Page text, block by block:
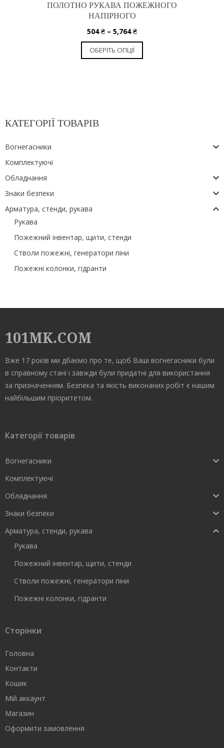
ПОЛОТНО РУКАВА ПОЖЕЖНОГО
НАПІРНОГО
504₴ – 5,764₴
ОБЕРІТЬ ОПЦІЇ
КАТЕГОРІЇ ТОВАРІВ
Вогнегасники
Комплектуючі
Обладнання
Знаки безпеки
Арматура, стенди, рукава
Рукава
Пожежний інвентар, щити, стенди
Стволи пожежні, генератори піни
Пожежні колонки, гідранти
101MK.COM
Вже 17 років ми дбаємо про те, щоб Ваші вогнегасники були
в справному стані і завжди були придатні для використання
за призначенням. Безпека та якість виконаних робіт є нашим
найбільшим пріоритетом.
Категорії товарів
Вогнегасники
Комплектуючі
Обладнання
Знаки безпеки
Арматура, стенди, рукава
Рукава
Пожежний інвентар, щити, стенди
Стволи пожежні, генератори піни
Пожежні колонки, гідранти
Сторінки
Головна
Контакти
Кошик
Мій аккаунт
Магазин
Оформити замовлення